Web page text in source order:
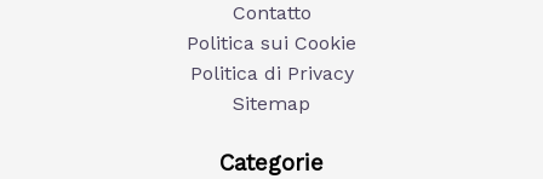
Contatto
Politica sui Cookie
Politica di Privacy
Sitemap
Categorie